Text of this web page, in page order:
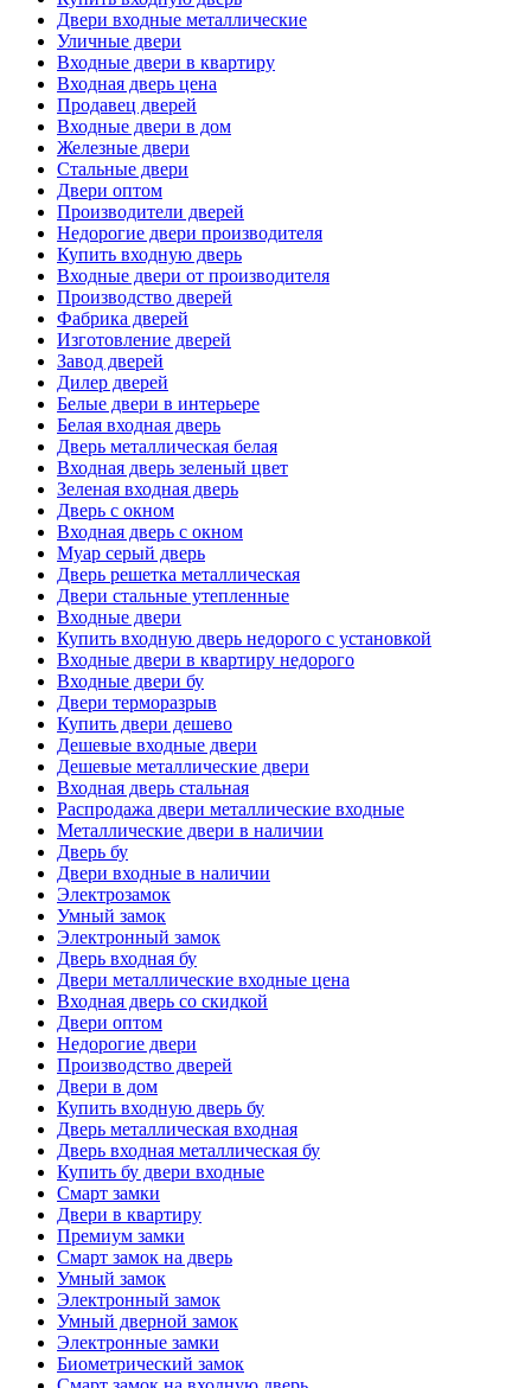
Двери входные металлические
Уличные двери
Входные двери в квартиру
Входная дверь цена
Продавец дверей
Входные двери в дом
Железные двери
Стальные двери
Двери оптом
Производители дверей
Недорогие двери производителя
Купить входную дверь
Входные двери от производителя
Производство дверей
Фабрика дверей
Изготовление дверей
Завод дверей
Дилер дверей
Белые двери в интерьере
Белая входная дверь
Дверь металлическая белая
Входная дверь зеленый цвет
Зеленая входная дверь
Дверь с окном
Входная дверь с окном
Муар серый дверь
Дверь решетка металлическая
Двери стальные утепленные
Входные двери
Купить входную дверь недорого с установкой
Входные двери в квартиру недорого
Входные двери бу
Двери терморазрыв
Купить двери дешево
Дешевые входные двери
Дешевые металлические двери
Входная дверь стальная
Распродажа двери металлические входные
Металлические двери в наличии
Дверь бу
Двери входные в наличии
Электрозамок
Умный замок
Электронный замок
Дверь входная бу
Двери металлические входные цена
Входная дверь со скидкой
Двери оптом
Недорогие двери
Производство дверей
Двери в дом
Купить входную дверь бу
Дверь металлическая входная
Дверь входная металлическая бу
Купить бу двери входные
Смарт замки
Двери в квартиру
Премиум замки
Смарт замок на дверь
Умный замок
Электронный замок
Умный дверной замок
Электронные замки
Биометрический замок